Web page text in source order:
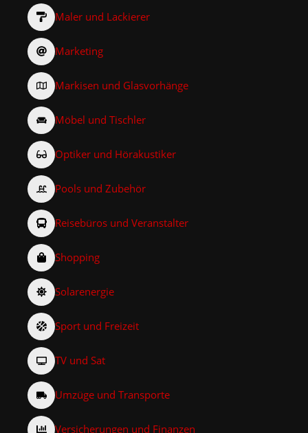
Maler und Lackierer
Marketing
Markisen und Glasvorhänge
Möbel und Tischler
Optiker und Hörakustiker
Pools und Zubehör
Reisebüros und Veranstalter
Shopping
Solarenergie
Sport und Freizeit
TV und Sat
Umzüge und Transporte
Versicherungen und Finanzen